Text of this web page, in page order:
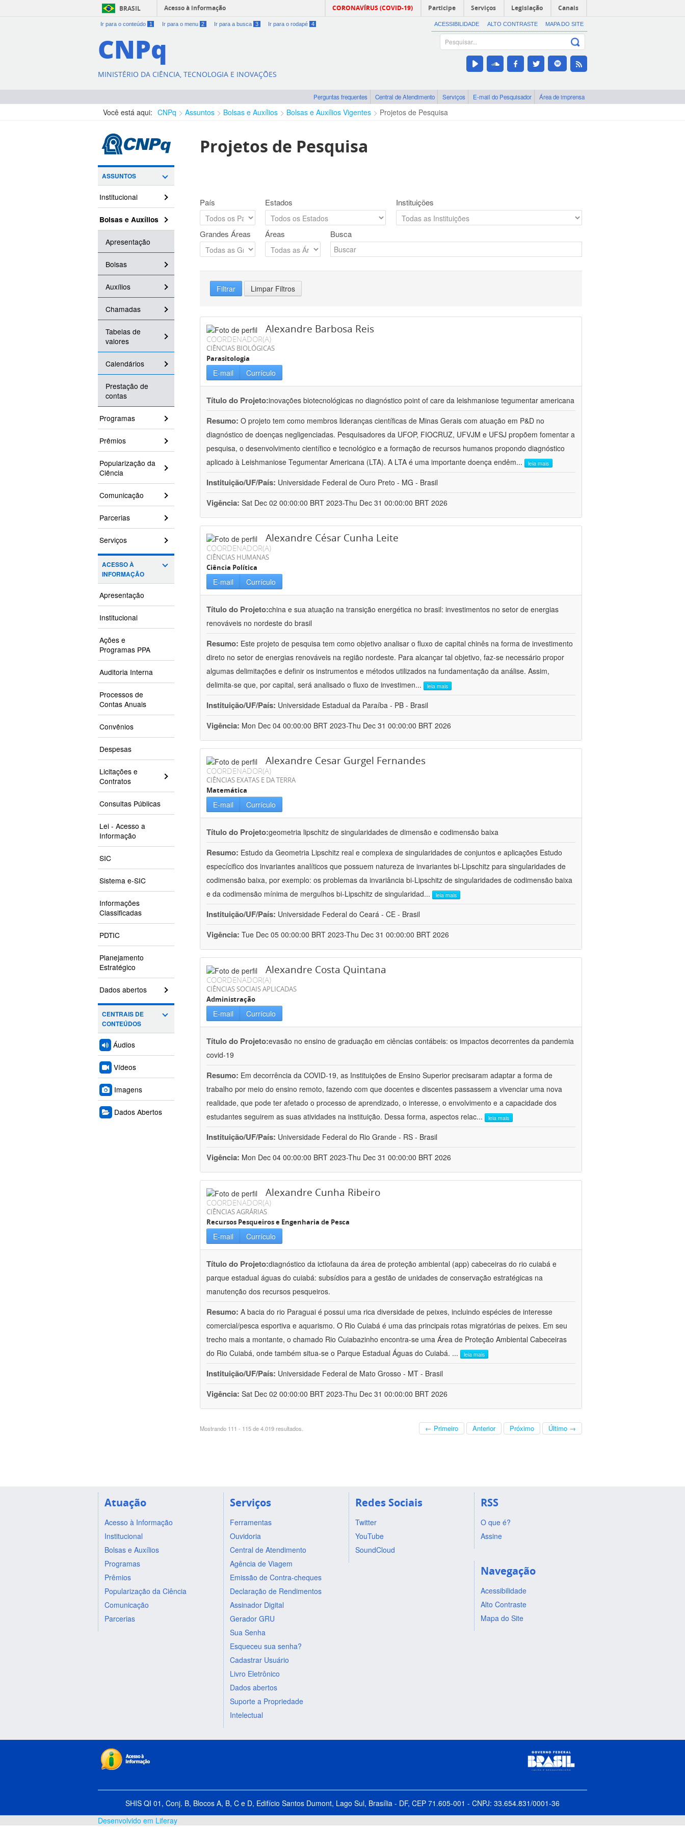
BRASIL Acesso à informação CORONAVÍRUS (COVID-19) Participe Serviços Legislação Canais
Ir para o conteúdo 1 Ir para o menu 2 Ir para a busca 3 Ir para o rodapé 4 ACESSIBILIDADE ALTO CONTRASTE MAPA DO SITE
CNPq
MINISTÉRIO DA CIÊNCIA, TECNOLOGIA E INOVAÇÕES
Perguntas frequentes Central de Atendimento Serviços E-mail do Pesquisador Área de imprensa
Você está aqui: CNPq Assuntos Bolsas e Auxílios Bolsas e Auxílios Vigentes Projetos de Pesquisa
ASSUNTOS
Institucional
Bolsas e Auxílios
Apresentação
Bolsas
Auxílios
Chamadas
Tabelas de
valores
Calendários
Prestação de
contas
Programas
Prêmios
Popularização da
Ciência
Comunicação
Parcerias
Serviços
ACESSO À
INFORMAÇÃO
Apresentação
Institucional
Ações e
Programas PPA
Auditoria Interna
Processos de
Contas Anuais
Convênios
Despesas
Licitações e
Contratos
Consultas Públicas
Lei - Acesso a
Informação
SIC
Sistema e-SIC
Informações
Classificadas
PDTIC
Planejamento
Estratégico
Dados abertos
CENTRAIS DE
CONTEÚDOS
Áudios
Vídeos
Imagens
Dados Abertos
Projetos de Pesquisa
País Estados Instituições
Grandes Áreas Áreas Busca
Filtrar Limpar Filtros
Alexandre Barbosa Reis
COORDENADOR(A)
CIÊNCIAS BIOLÓGICAS
Parasitologia
E-mail Currículo
Título do Projeto:inovações biotecnológicas no diagnóstico point of care da leishmaniose tegumentar americana
Resumo: O projeto tem como membros lideranças científicas de Minas Gerais com atuação em P&D no
diagnóstico de doenças negligenciadas. Pesquisadores da UFOP, FIOCRUZ, UFVJM e UFSJ propõem fomentar a
pesquisa, o desenvolvimento científico e tecnológico e a formação de recursos humanos propondo diagnóstico
aplicado à Leishmaniose Tegumentar Americana (LTA). A LTA é uma importante doença endêm... leia mais
Instituição/UF/País: Universidade Federal de Ouro Preto - MG - Brasil
Vigência: Sat Dec 02 00:00:00 BRT 2023-Thu Dec 31 00:00:00 BRT 2026
Alexandre César Cunha Leite
COORDENADOR(A)
CIÊNCIAS HUMANAS
Ciência Política
E-mail Currículo
Título do Projeto:china e sua atuação na transição energética no brasil: investimentos no setor de energias
renováveis no nordeste do brasil
Resumo: Este projeto de pesquisa tem como objetivo analisar o fluxo de capital chinês na forma de investimento
direto no setor de energias renováveis na região nordeste. Para alcançar tal objetivo, faz-se necessário propor
algumas delimitações e definir os instrumentos e métodos utilizados na fundamentação da análise. Assim,
delimita-se que, por capital, será analisado o fluxo de investimen... leia mais
Instituição/UF/País: Universidade Estadual da Paraíba - PB - Brasil
Vigência: Mon Dec 04 00:00:00 BRT 2023-Thu Dec 31 00:00:00 BRT 2026
Alexandre Cesar Gurgel Fernandes
COORDENADOR(A)
CIÊNCIAS EXATAS E DA TERRA
Matemática
E-mail Currículo
Título do Projeto:geometria lipschitz de singularidades de dimensão e codimensão baixa
Resumo: Estudo da Geometria Lipschitz real e complexa de singularidades de conjuntos e aplicações Estudo
especícifico dos invariantes analíticos que possuem natureza de invariantes bi-Lipschitz para singularidades de
codimensão baixa, por exemplo: os problemas da invariância bi-Lipschitz de singularidades de codimensão baixa
e da codimensão mínima de mergulhos bi-Lipschitz de singularidad... leia mais
Instituição/UF/País: Universidade Federal do Ceará - CE - Brasil
Vigência: Tue Dec 05 00:00:00 BRT 2023-Thu Dec 31 00:00:00 BRT 2026
Alexandre Costa Quintana
COORDENADOR(A)
CIÊNCIAS SOCIAIS APLICADAS
Administração
E-mail Currículo
Título do Projeto:evasão no ensino de graduação em ciências contábeis: os impactos decorrentes da pandemia
covid-19
Resumo: Em decorrência da COVID-19, as Instituições de Ensino Superior precisaram adaptar a forma de
trabalho por meio do ensino remoto, fazendo com que docentes e discentes passassem a vivenciar uma nova
realidade, que pode ter afetado o processo de aprendizado, o interesse, o envolvimento e a capacidade dos
estudantes seguirem as suas atividades na instituição. Dessa forma, aspectos relac... leia mais
Instituição/UF/País: Universidade Federal do Rio Grande - RS - Brasil
Vigência: Mon Dec 04 00:00:00 BRT 2023-Thu Dec 31 00:00:00 BRT 2026
Alexandre Cunha Ribeiro
COORDENADOR(A)
CIÊNCIAS AGRÁRIAS
Recursos Pesqueiros e Engenharia de Pesca
E-mail Currículo
Título do Projeto:diagnóstico da ictiofauna da área de proteção ambiental (app) cabeceiras do rio cuiabá e
parque estadual águas do cuiabá: subsídios para a gestão de unidades de conservação estratégicas na
manutenção dos recursos pesqueiros.
Resumo: A bacia do rio Paraguai é possui uma rica diversidade de peixes, incluindo espécies de interesse
comercial/pesca esportiva e aquarismo. O Rio Cuiabá é uma das principais rotas migratórias de peixes. Em seu
trecho mais a montante, o chamado Rio Cuiabazinho encontra-se uma Área de Proteção Ambiental Cabeceiras
do Rio Cuiabá, onde também situa-se o Parque Estadual Águas do Cuiabá. ... leia mais
Instituição/UF/País: Universidade Federal de Mato Grosso - MT - Brasil
Vigência: Sat Dec 02 00:00:00 BRT 2023-Thu Dec 31 00:00:00 BRT 2026
Mostrando 111 - 115 de 4.019 resultados. ← Primeiro Anterior Próximo Último →
Atuação
Acesso à Informação
Institucional
Bolsas e Auxílios
Programas
Prêmios
Popularização da Ciência
Comunicação
Parcerias
Serviços
Ferramentas
Ouvidoria
Central de Atendimento
Agência de Viagem
Emissão de Contra-cheques
Declaração de Rendimentos
Assinador Digital
Gerador GRU
Sua Senha
Esqueceu sua senha?
Cadastrar Usuário
Livro Eletrônico
Dados abertos
Suporte a Propriedade
Intelectual
Redes Sociais
Twitter
YouTube
SoundCloud
RSS
O que é?
Assine
Navegação
Acessibilidade
Alto Contraste
Mapa do Site
SHIS QI 01, Conj. B, Blocos A, B, C e D, Edifício Santos Dumont, Lago Sul, Brasília - DF, CEP 71.605-001 - CNPJ: 33.654.831/0001-36
Desenvolvido em Liferay